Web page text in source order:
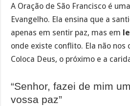
A Oração de São Francisco é
Evangelho. Ela ensina que a
apenas em sentir paz, mas em
onde existe conflito. Ela não nos
Coloca Deus, o próximo e a
“Senhor, fazei de mim
vossa paz”